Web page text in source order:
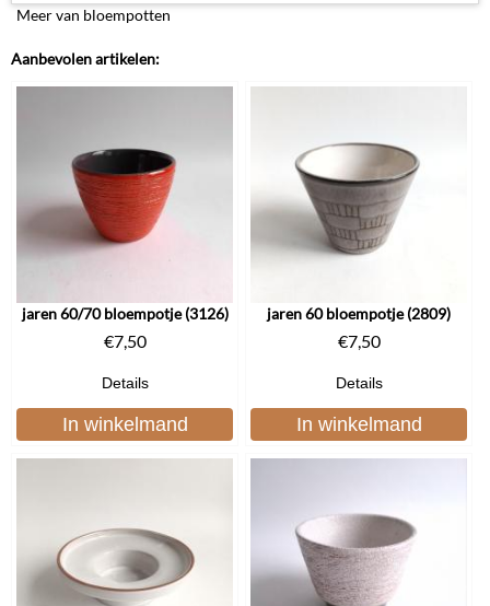
Meer van bloempotten
Aanbevolen artikelen:
jaren 60/70 bloempotje (3126)
€7,50
Details
In winkelmand
jaren 60 bloempotje (2809)
€7,50
Details
In winkelmand